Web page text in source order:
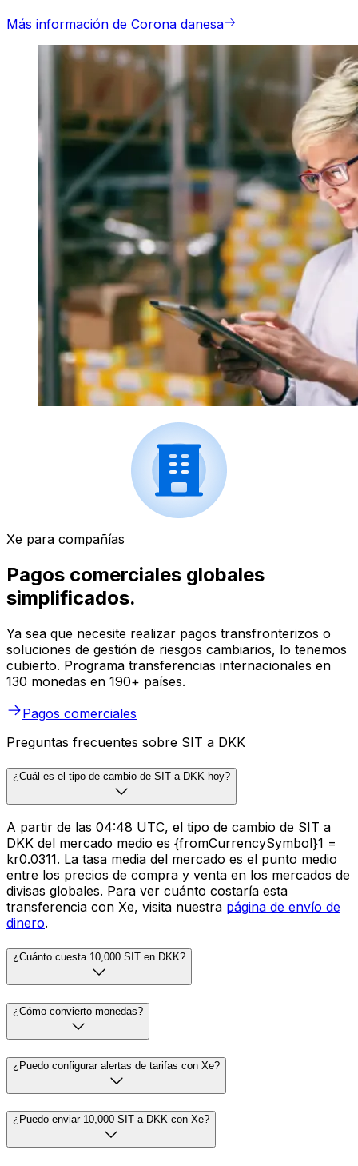
Más información de Corona danesa
Xe para compañías
Pagos comerciales globales
simplificados.
Ya sea que necesite realizar pagos transfronterizos o
soluciones de gestión de riesgos cambiarios, lo tenemos
cubierto. Programa transferencias internacionales en
130 monedas en 190+ países.
Pagos comerciales
Preguntas frecuentes sobre SIT a DKK
¿Cuál es el tipo de cambio de SIT a DKK hoy?
A partir de las 04:48 UTC, el tipo de cambio de SIT a
DKK del mercado medio es {fromCurrencySymbol}1 =
kr0.0311. La tasa media del mercado es el punto medio
entre los precios de compra y venta en los mercados de
divisas globales. Para ver cuánto costaría esta
transferencia con Xe, visita nuestra página de envío de
dinero.
¿Cuánto cuesta 10,000 SIT en DKK?
¿Cómo convierto monedas?
¿Puedo configurar alertas de tarifas con Xe?
¿Puedo enviar 10,000 SIT a DKK con Xe?